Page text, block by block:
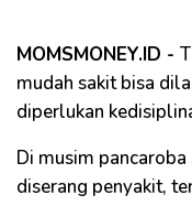
MOMSMONEY.ID -
mudah sakit bisa
diperlukan
Di musim
diserang penyakit,